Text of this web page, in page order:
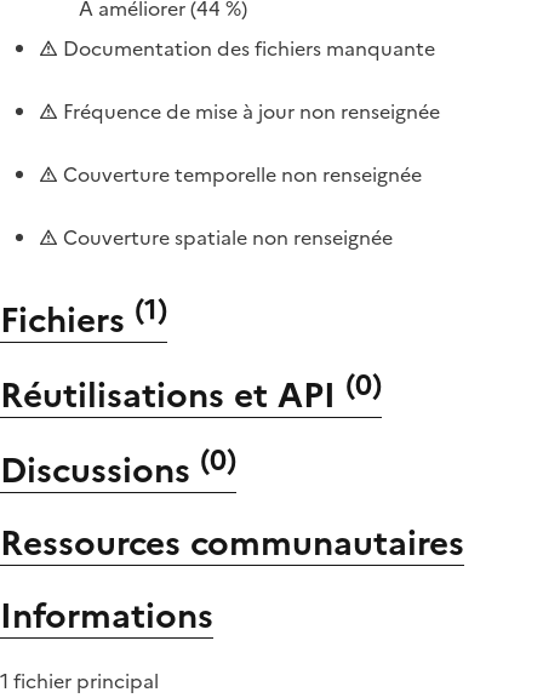
À améliorer(44 %)
Documentation des fichiers manquante
Fréquence de mise à jour non renseignée
Couverture temporelle non renseignée
Couverture spatiale non renseignée
Fichiers (1)
Réutilisations et API (0)
Discussions (0)
Ressources communautaires
Informations
1 fichier principal